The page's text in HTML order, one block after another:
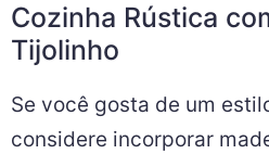
Cozinha Rústica
Tijolinho
Se você gosta de um
considere incorporar